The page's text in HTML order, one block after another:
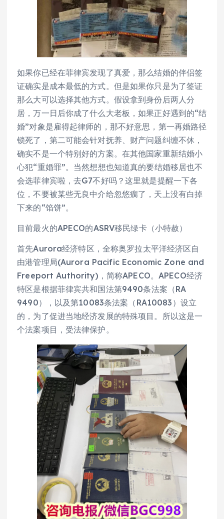
如果你已经在菲律宾发现了真爱，那么结婚的伴侣签
证确实是成本最低的方式。但是如果你只是为了签证
那么大可以选择其他方式。假设拿到身份后两人分
居，万一日后你成了什么大老板，如果正好遇到的“结
婚”对象是雇得起律师的，那不好意思，第一再婚路径
锁死了，第二可能会针对抚养、财产问题纠缠不休，
确实不是一个特别好的方案。在其他国家重新结婚小
心犯“重婚罪”。当然想想也知道真的要结婚移居也不
会选菲律宾啦，去G7不好吗？这里就是提醒一下各
位，不要被某些无良中介给忽悠瘸了，天上没有白掉
下来的“馅饼”。
目前最火的APECO的ASRV移民绿卡（小特赦）
首先Aurora经济特区，全称奥罗拉太平洋经济区自
由港管理局(Aurora Pacific Economic Zone and
Freeport Authority)，简称APECO。APECO经济
特区是根据菲律宾共和国法第9490条法案（RA
9490），以及第10083条法案（RA10083）设立
的，为了促进当地经济发展的特殊项目。所以这是一
个法案项目，受法律保护。